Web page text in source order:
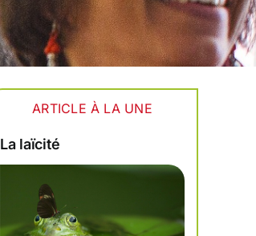
ARTICLE À LA UNE
La laïcité